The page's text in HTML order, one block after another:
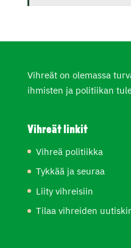
Vihreät on olemassa
ihmisten ja politiikan
Vihreät linkit
Vihreä politiikka
Tykkää ja seuraa
Liity vihreisiin
Tilaa vihreiden